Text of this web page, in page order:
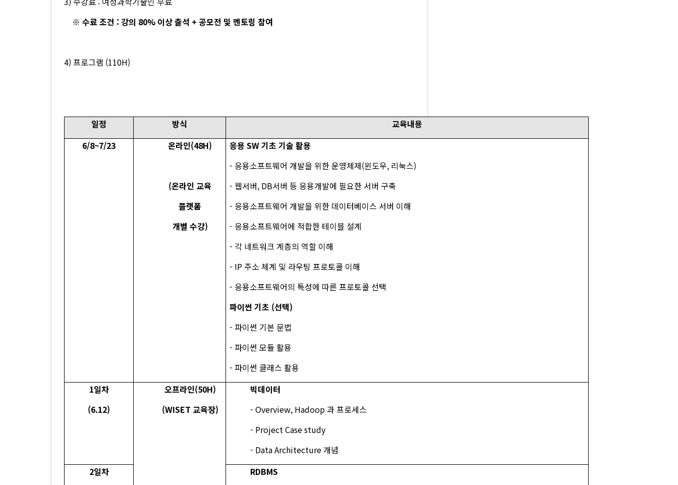
※ 수료 조건 : 강의 80% 이상 출석 + 공모전 및 멘토링 참여
4) 프로그램 (110H)
일정 방식
교육내용
6/8~7/23
온라인(48H)
(온라인 교육
플랫폼
개별 수강)
응용 SW 기초 기술 활용
- 응용소프트웨어 개발을 위한 운영체제(윈도우, 리눅스)
- 웹서버, DB서버 등 응용개발에 필요한 서버 구축
- 응용소프트웨어 개발을 위한 데이터베이스 서버 이해
- 응용소프트웨어에 적합한 테이블 설계
- 각 네트워크 계층의 역할 이해
- IP 주소 체계 및 라우팅 프로토콜 이해
- 응용소프트웨어의 특성에 따른 프로토콜 선택
파이썬 기초 (선택)
- 파이썬 기본 문법
- 파이썬 모듈 활용
- 파이썬 클래스 활용
1일차
(6.12)
오프라인(50H)
(WISET 교육장)
빅데이터
- Overview, Hadoop 과 프로세스
- Project Case study
- Data Architecture 개념
2일차
RDBMS